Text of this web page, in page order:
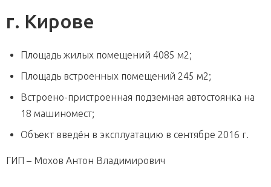
г. Кирове
Площадь жилых помещений 4085 м2;
Площадь встроенных помещений 245 м2;
Встроено-пристроенная подземная автостоянка на
18 машиномест;
Объект введён в эксплуатацию в сентябре 2016 г.
ГИП – Мохов Антон Владимирович